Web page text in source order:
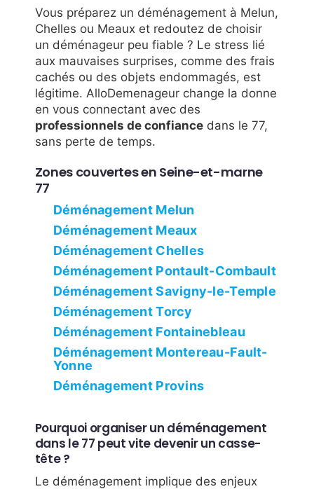
Vous préparez un déménagement à Melun,
Chelles ou Meaux et redoutez de choisir
un déménageur peu fiable ? Le stress lié
aux mauvaises surprises, comme des frais
cachés ou des objets endommagés, est
légitime. AlloDemenageur change la donne
en vous connectant avec des
professionnels de confiancedans le 77,
sans perte de temps.
Zones couvertes en Seine-et-marne
77
Déménagement Melun
Déménagement Meaux
Déménagement Chelles
Déménagement Pontault-Combault
Déménagement Savigny-le-Temple
Déménagement Torcy
Déménagement Fontainebleau
Déménagement Montereau-Fault-
Yonne
Déménagement Provins
Pourquoi organiser un déménagement
dans le 77 peut vite devenir un casse-
tête ?
Le déménagement implique des enjeux